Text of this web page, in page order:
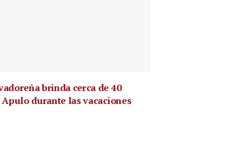
brinda cerca de 40
Apulo durante las vacaciones